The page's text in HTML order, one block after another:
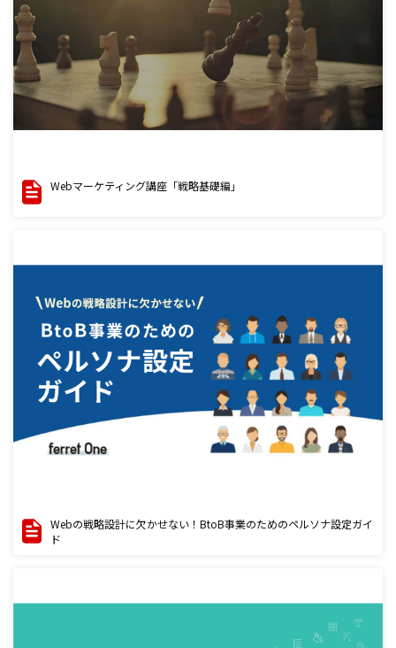
Webマーケティング講座「戦略基礎編」
Webの戦略設計に欠かせない！BtoB事業のためのペルソナ設定ガイ
ド